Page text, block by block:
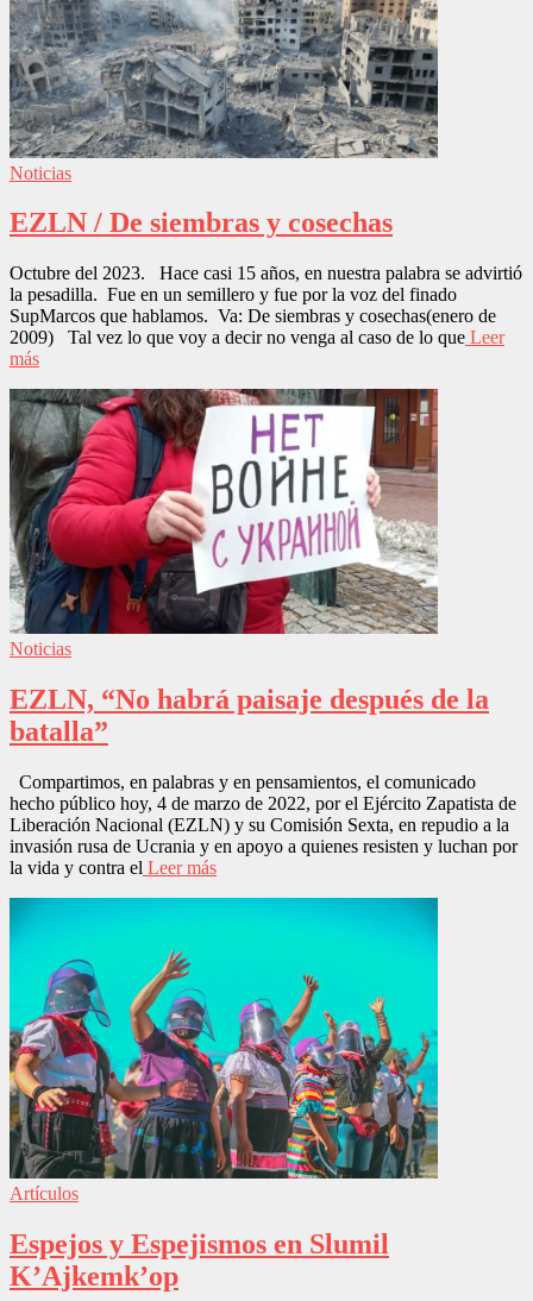
Noticias
EZLN / De siembras y cosechas
Octubre del 2023. Hace casi 15 años, en nuestra palabra se advirtió
la pesadilla. Fue en un semillero y fue por la voz del finado
SupMarcos que hablamos. Va: De siembras y cosechas(enero de
2009) Tal vez lo que voy a decir no venga al caso de lo que Leer
más
Noticias
EZLN, “No habrá paisaje después de la
batalla”
Compartimos, en palabras y en pensamientos, el comunicado
hecho público hoy, 4 de marzo de 2022, por el Ejército Zapatista de
Liberación Nacional (EZLN) y su Comisión Sexta, en repudio a la
invasión rusa de Ucrania y en apoyo a quienes resisten y luchan por
la vida y contra el Leer más
Artículos
Espejos y Espejismos en Slumil
K’Ajkemk’op